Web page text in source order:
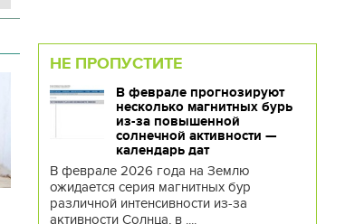
НЕ ПРОПУСТИТЕ
В феврале прогнозируют
несколько магнитных бурь
из-за повышенной
солнечной активности —
календарь дат
В феврале 2026 года на Землю
ожидается серия магнитных бур
различной интенсивности из-за
активности Солнца, в ....